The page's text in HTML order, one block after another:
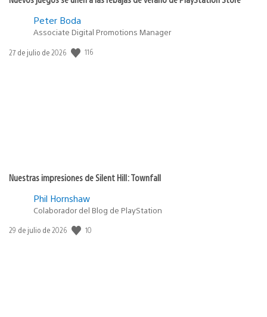
Peter Boda
Associate Digital Promotions Manager
Fecha
27 de julio de 2026 116
Nuestras impresiones de Silent Hill: Townfall
Phil Hornshaw
Colaborador del Blog de PlayStation
Fecha
29 de julio de 2026 10